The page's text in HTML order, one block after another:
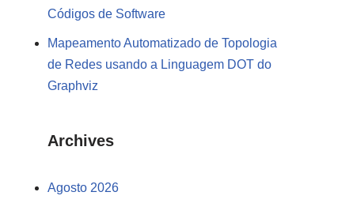
Códigos de Software
Mapeamento Automatizado de Topologia
de Redes usando a Linguagem DOT do
Graphviz
Archives
Agosto 2026